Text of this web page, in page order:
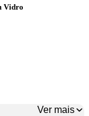
Vidro
Ver mais